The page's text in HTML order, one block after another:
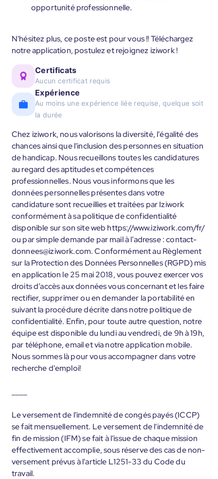
opportunité professionnelle.
N'hésitez plus, ce poste est pour vous !! Téléchargez
notre application, postulez et rejoignez iziwork !
Certificats
Aucun certificat requis
Expérience
Au moins une expérience liée requise, quelque soit
la durée
Chez iziwork, nous valorisons la diversité, l'égalité des
chances ainsi que l'inclusion des personnes en situation
de handicap. Nous recueillons toutes les candidatures
au regard des aptitudes et compétences
professionnelles. Nous vous informons que les
données personnelles présentes dans votre
candidature sont recueillies et traitées par Iziwork
conformément à sa politique de confidentialité
disponible sur son site web https://www.iziwork.com/fr/
ou par simple demande par mail à l’adresse : contact-
donnees@iziwork.com. Conformément au Règlement
sur la Protection des Données Personnelles (RGPD) mis
en application le 25 mai 2018, vous pouvez exercer vos
droits d’accès aux données vous concernant et les faire
rectifier, supprimer ou en demander la portabilité en
suivant la procédure décrite dans notre politique de
confidentialité. Enfin, pour toute autre question, notre
équipe est disponible du lundi au vendredi, de 9h à 19h,
par téléphone, email et via notre application mobile.
Nous sommes là pour vous accompagner dans votre
recherche d'emploi!
Le versement de l'indemnité de congés payés (ICCP)
se fait mensuellement. Le versement de l'indemnité de
fin de mission (IFM) se fait à l'issue de chaque mission
effectivement accomplie, sous réserve des cas de non-
versement prévus à l'article L1251-33 du Code du
travail.